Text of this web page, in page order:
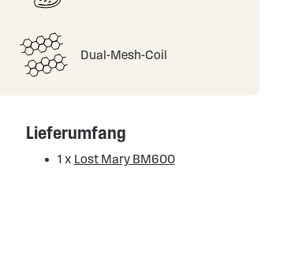
Dual-Mesh-Coil
Lieferumfang
1 x Lost Mary BM600